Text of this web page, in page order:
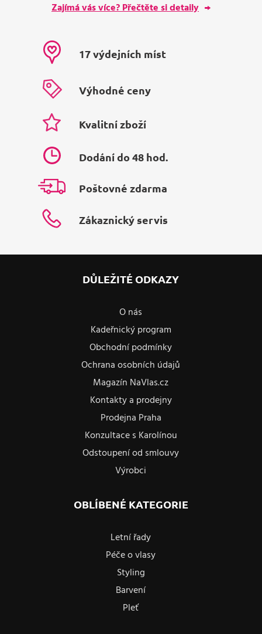
Zajímá vás více? Přečtěte si detaily
17 výdejních míst
Výhodné ceny
Kvalitní zboží
Dodání do 48 hod.
Poštovné zdarma
Zákaznický servis
DŮLEŽITÉ ODKAZY
O nás
Kadeřnický program
Obchodní podmínky
Ochrana osobních údajů
Magazín NaVlas.cz
Kontakty a prodejny
Prodejna Praha
Konzultace s Karolínou
Odstoupení od smlouvy
Výrobci
OBLÍBENÉ KATEGORIE
Letní řady
Péče o vlasy
Styling
Barvení
Pleť